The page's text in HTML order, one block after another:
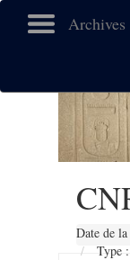
Date de
Type